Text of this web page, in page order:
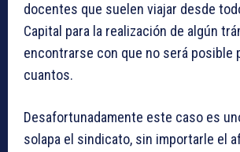
docentes que suelen viajar desde
Capital para la realización de algún
encontrarse con que no será posible
cuantos.
Desafortunadamente este caso es
solapa el sindicato, sin importarle el